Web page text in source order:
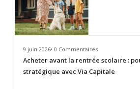
9 juin 2026• 0 Commentaires
Acheter avant la rentrée scolaire :
stratégique avec Via Capitale